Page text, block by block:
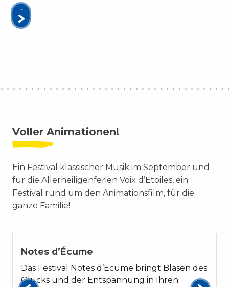
Voller Animationen!
Ein Festival klassischer Musik im September und
für die Allerheiligenferien Voix d’Etoiles, ein
Festival rund um den Animationsfilm, für die
ganze Familie!
Notes d’Écume
Das Festival Notes d’Ecume bringt Blasen des
Glücks und der Entspannung in Ihren